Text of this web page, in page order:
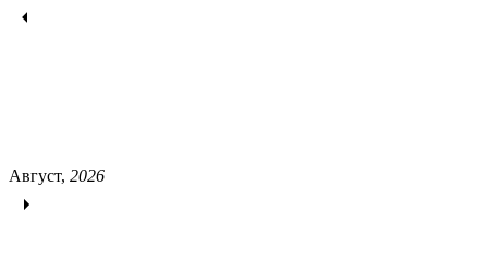
Август, 2026